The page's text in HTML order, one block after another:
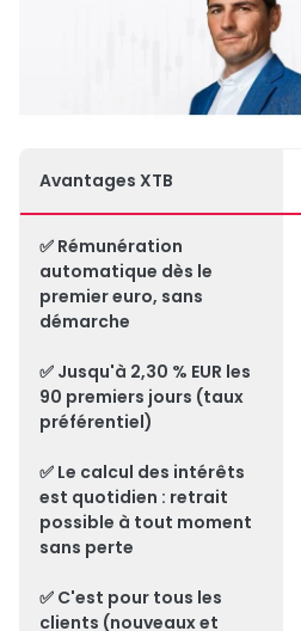
Avantages XTB
✅ Rémunération
automatique dès le
premier euro, sans
démarche
✅ Jusqu'à 2,30 % EUR les
90 premiers jours (taux
préférentiel)
✅ Le calcul des intérêts
est quotidien : retrait
possible à tout moment
sans perte
✅ C'est pour tous les
clients (nouveaux et